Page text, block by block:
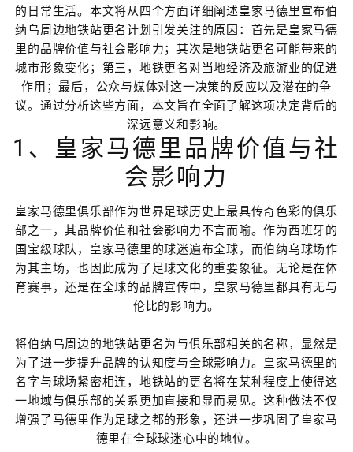
的日常生活。本文将从四个方面详细阐述皇家马德里宣布伯
纳乌周边地铁站更名计划引发关注的原因：首先是皇家马德
里的品牌价值与社会影响力；其次是地铁站更名可能带来的
城市形象变化；第三，地铁更名对当地经济及旅游业的促进
作用；最后，公众与媒体对这一决策的反应以及潜在的争
议。通过分析这些方面，本文旨在全面了解这项决定背后的
深远意义和影响。
1、皇家马德里品牌价值与社
会影响力
皇家马德里俱乐部作为世界足球历史上最具传奇色彩的俱乐
部之一，其品牌价值和社会影响力不言而喻。作为西班牙的
国宝级球队，皇家马德里的球迷遍布全球，而伯纳乌球场作
为其主场，也因此成为了足球文化的重要象征。无论是在体
育赛事，还是在全球的品牌宣传中，皇家马德里都具有无与
伦比的影响力。
将伯纳乌周边的地铁站更名为与俱乐部相关的名称，显然是
为了进一步提升品牌的认知度与全球影响力。皇家马德里的
名字与球场紧密相连，地铁站的更名将在某种程度上使得这
一地域与俱乐部的关系更加直接和显而易见。这种做法不仅
增强了马德里作为足球之都的形象，还进一步巩固了皇家马
德里在全球球迷心中的地位。